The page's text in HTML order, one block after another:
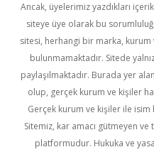
Ancak, üyelerimiz yazdıkları
siteye üye olarak bu
sitesi, herhangi bir marka, kurum
bulunmamaktadır. Sitede
paylaşılmaktadır. Burada yer
olup, gerçek kurum ve kişiler
Gerçek kurum ve kişiler ile
Sitemiz, kar amacı gütmeyen
platformudur. Hukuka ve